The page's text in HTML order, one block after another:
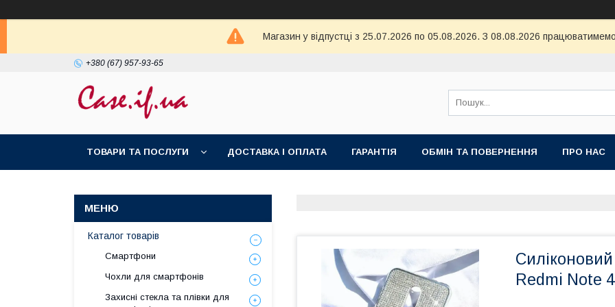
Магазин у відпустці з 25.07.2026 по 05.08.2026. З 08.08.2026
+380 (67) 957-93-65
ТОВАРИ ТА ПОСЛУГИ ДОСТАВКА І ОПЛАТА ГАРАНТІЯ ОБМІН ТА ПОВЕРНЕННЯ ПРО НАС
Redmi Note
Каталог товарів
Смартфони
Чохли для смартфонів
Захисні стекла та плівки для